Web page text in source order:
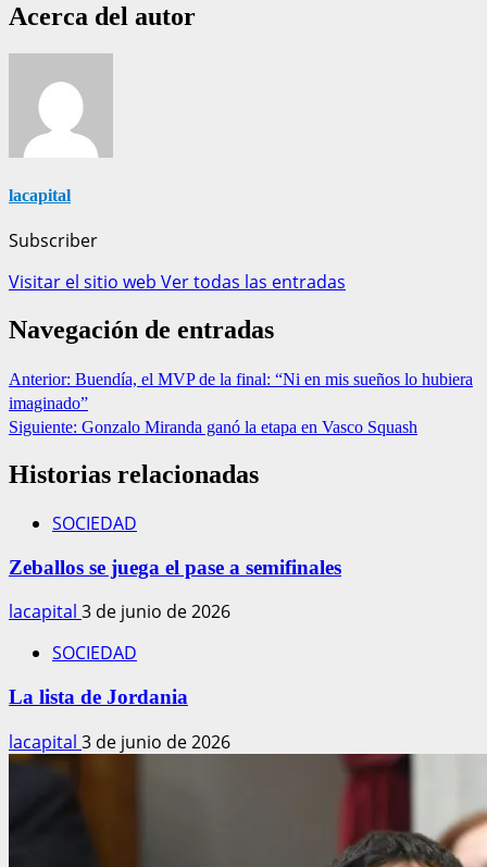
Acerca del autor
lacapital
Subscriber
Visitar el sitio web Ver todas las entradas
Navegación de entradas
Anterior: Buendía, el MVP de la final: “Ni en mis sueños lo hubiera
imaginado”
Siguiente: Gonzalo Miranda ganó la etapa en Vasco Squash
Historias relacionadas
SOCIEDAD
Zeballos se juega el pase a semifinales
lacapital 3 de junio de 2026
SOCIEDAD
La lista de Jordania
lacapital 3 de junio de 2026